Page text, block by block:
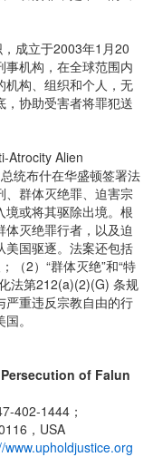
成立于2003年1月20
事机构，在全球范围内
机构、组织和个人，无
协助受害者将罪犯送
Atrocity Alien
统布什在华盛顿签署法
、群体灭绝罪、迫害宗
或将其驱除出境。根
灭绝罪行者，以及迫
美国驱逐。法案还包括
（2）“群体灭绝”和“特
法第212(a)(2)(G) 条规
严重违反宗教自由的行
。
of Falun
402-1444；
，USA
www.upholdjustice.org